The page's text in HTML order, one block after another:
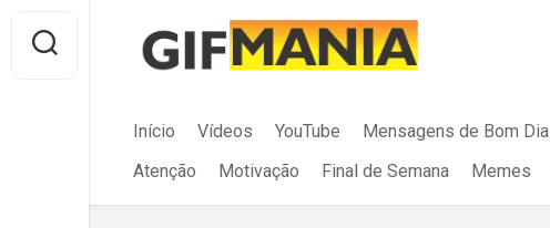
content
Início Vídeos YouTube Mensagens de Bom Dia
Atenção
Motivação Final de Semana Memes